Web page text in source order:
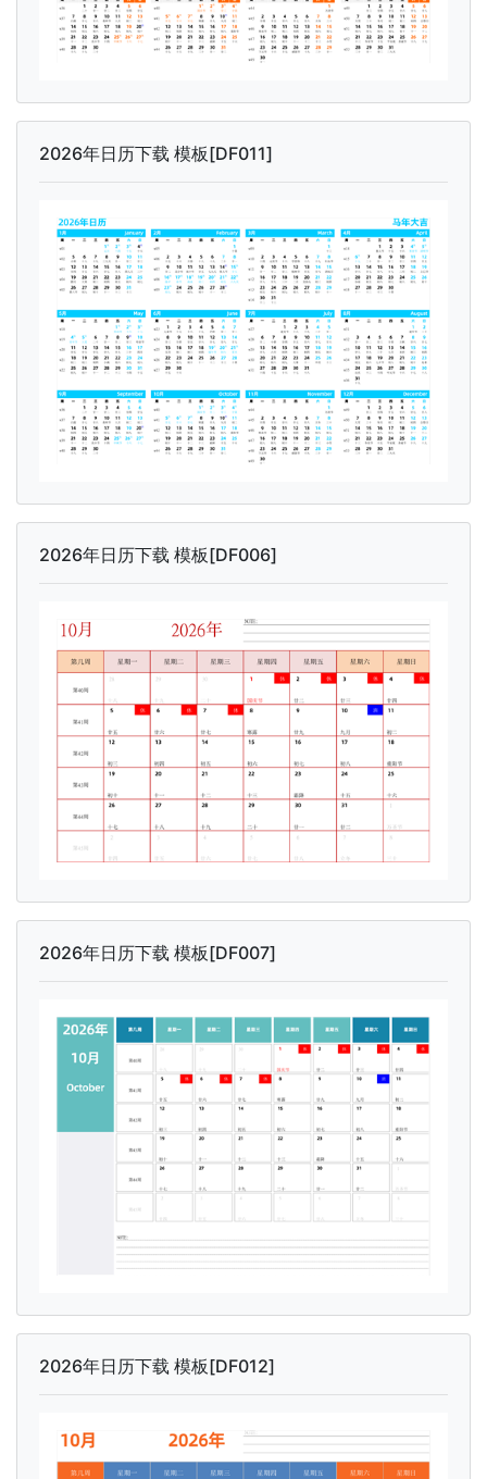
2026年日历下载 模板[DF011]
2026年日历下载 模板[DF006]
2026年日历下载 模板[DF007]
2026年日历下载 模板[DF012]